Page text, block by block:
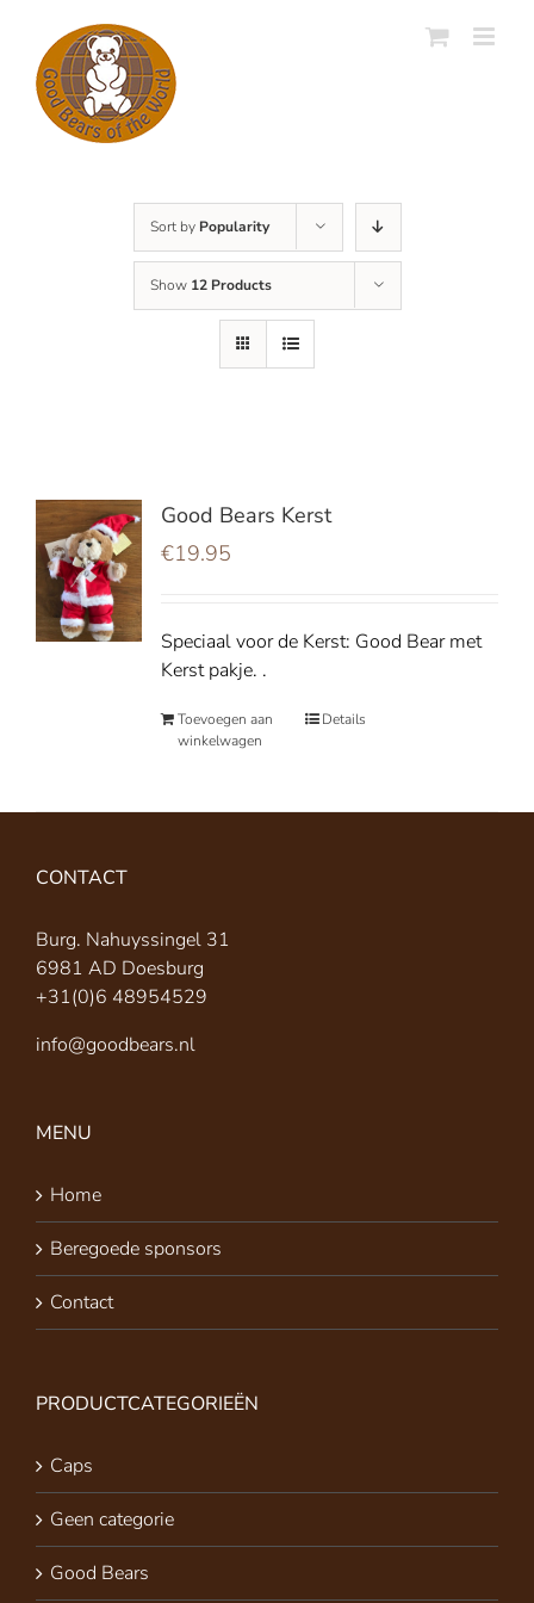
content
Sort by Popularity
Show 12 Products
Good Bears Kerst
€19.95
Speciaal voor de Kerst: Good Bear met
Kerst pakje. .
Toevoegen aan
winkelwagen
Details
CONTACT
Burg. Nahuyssingel 31
6981 AD Doesburg
+31(0)6 48954529
info@goodbears.nl
MENU
Home
Beregoede sponsors
Contact
PRODUCTCATEGORIEËN
Caps
Geen categorie
Good Bears